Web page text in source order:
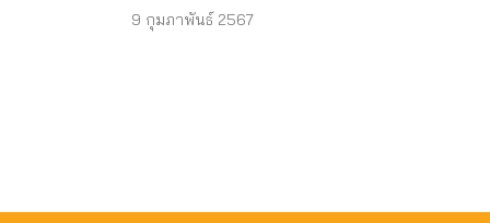
บัญชี
9 กุมภาพันธ์ 2567